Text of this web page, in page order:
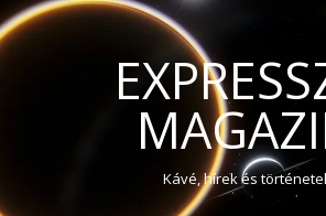
Kávé, hírek és